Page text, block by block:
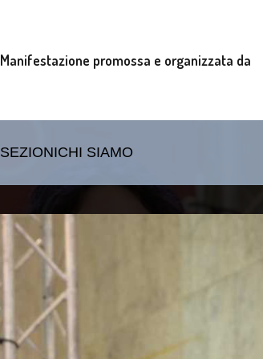
Manifestazione promossa e organizzata da
SEZIONICHI SIAMO